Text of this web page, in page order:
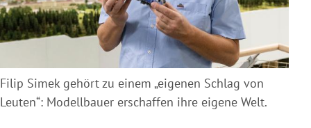
Filip Simek gehört zu einem „eigenen Schlag von
Leuten“: Modellbauer erschaffen ihre eigene Welt.